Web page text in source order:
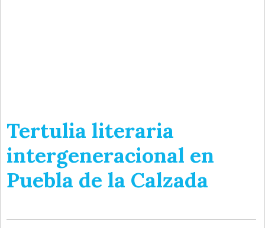
Tertulia literaria
intergeneracional en
Puebla de la Calzada